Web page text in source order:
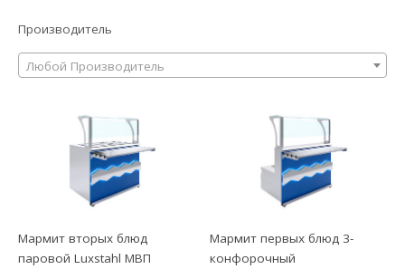
Производитель
Любой Производитель
Мармит вторых блюд
паровой Luxstahl МВП
Мармит первых блюд 3-
конфорочный